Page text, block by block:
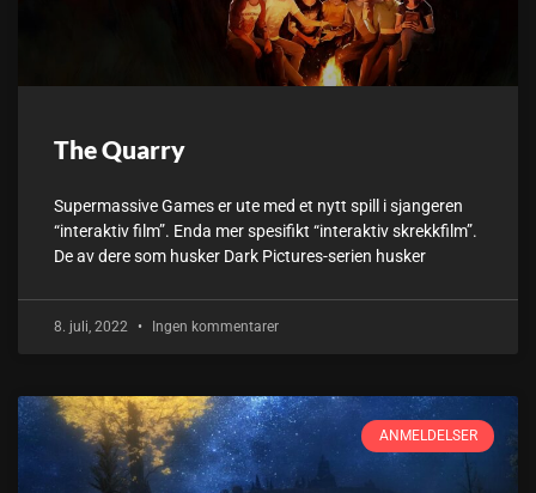
The Quarry
Supermassive Games er ute med et nytt spill i sjangeren
“interaktiv film”. Enda mer spesifikt “interaktiv skrekkfilm”.
De av dere som husker Dark Pictures-serien husker
8. juli, 2022 Ingen kommentarer
ANMELDELSER